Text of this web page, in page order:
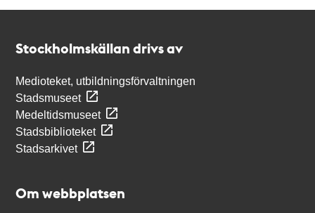
Stockholmskällan drivs av
Medioteket, utbildningsförvaltningen
Stadsmuseet
Medeltidsmuseet
Stadsbiblioteket
Stadsarkivet
Om webbplatsen